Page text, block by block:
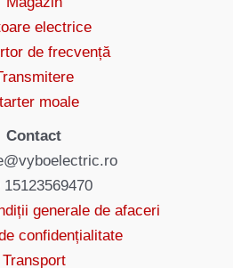
electrice
de frecvență
moale
Contact
15123569470
generale de afaceri
confidențialitate
Transport